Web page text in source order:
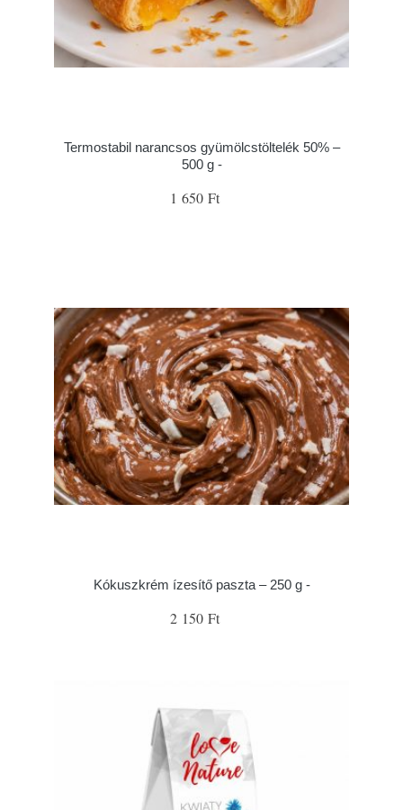
Termostabil narancsos gyümölcstöltelék 50% –
500 g -
1 650 Ft
Kókuszkrém ízesítő paszta – 250 g -
2 150 Ft